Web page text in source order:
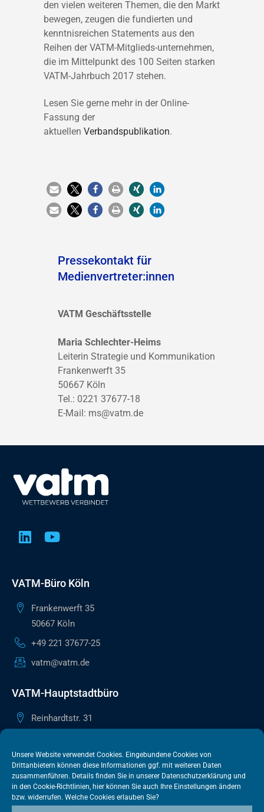
Unsere Website verwendet Cookies. Eingebundene Cookies von
Drittanbietern können diese Informationen ggf. mit weiteren Daten
zusammenführen. Details finden Sie in unserer Datenschutzerklärung und
in den Cookie-Richtlinien, hier können Sie auch Ihre Einstellungen ändern
bzw. widerrufen. Welche Cookies erlauben Sie?
den vielen weiteren Themen, die den Markt
bewegen, zeugen die fundierten und
kenntnisreichen Statements aus den
Reihen der VATM-Mitglieds-unternehmen,
die im Mittelpunkt des 100 Seiten starken
VATM-Jahrbuch 2017 stehen.
Lesen Sie gerne mehr in der Online-
Fassung der
aktuellen Verbandspublikation.
Pressekontakt für
Medienvertreter:innen
VATM Geschäftsstelle
Maria Schlechter-Heims
Leiterin Strategie und Kommunikation
Frankenwerft 35
50667 Köln
Tel.: 0221 37677-18
E-Mail: ms@vatm.de
VATM-Büro Köln
Frankenwerft 35
50667 Köln
+49 221 37677-25
vatm@vatm.de
VATM-Hauptstadtbüro
Reinhardtstr. 31
+49 30 505615-38
berlin@vatm.de
VATM-Büro Brüssel